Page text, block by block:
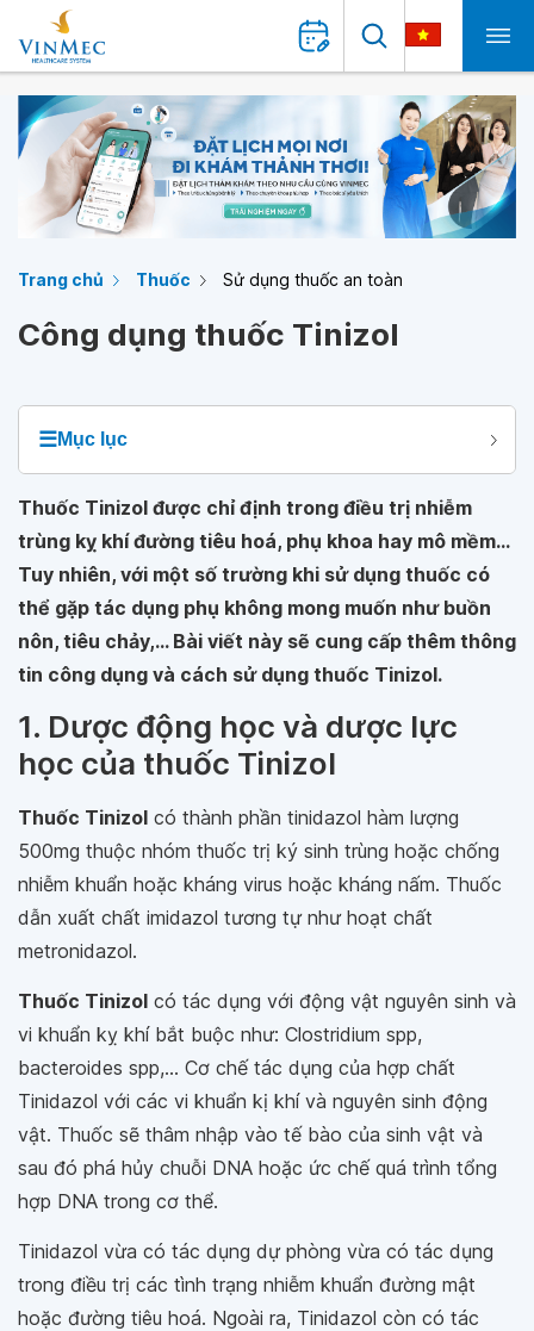
Trang chủ Thuốc Sử dụng thuốc an toàn
Công dụng thuốc Tinizol
☰Mục lục
Thuốc Tinizol được chỉ định trong điều trị nhiễm
trùng kỵ khí đường tiêu hoá, phụ khoa hay mô mềm...
Tuy nhiên, với một số trường khi sử dụng thuốc có
thể gặp tác dụng phụ không mong muốn như buồn
nôn, tiêu chảy,... Bài viết này sẽ cung cấp thêm thông
tin công dụng và cách sử dụng thuốc Tinizol.
1. Dược động học và dược lực
học của thuốc Tinizol
Thuốc Tinizol có thành phần tinidazol hàm lượng
500mg thuộc nhóm thuốc trị ký sinh trùng hoặc chống
nhiễm khuẩn hoặc kháng virus hoặc kháng nấm. Thuốc
dẫn xuất chất imidazol tương tự như hoạt chất
metronidazol.
Thuốc Tinizol có tác dụng với động vật nguyên sinh và
vi khuẩn kỵ khí bắt buộc như: Clostridium spp,
bacteroides spp,... Cơ chế tác dụng của hợp chất
Tinidazol với các vi khuẩn kị khí và nguyên sinh động
vật. Thuốc sẽ thâm nhập vào tế bào của sinh vật và
sau đó phá hủy chuỗi DNA hoặc ức chế quá trình tổng
hợp DNA trong cơ thể.
Tinidazol vừa có tác dụng dự phòng vừa có tác dụng
trong điều trị các tình trạng nhiễm khuẩn đường mật
hoặc đường tiêu hoá. Ngoài ra, Tinidazol còn có tác